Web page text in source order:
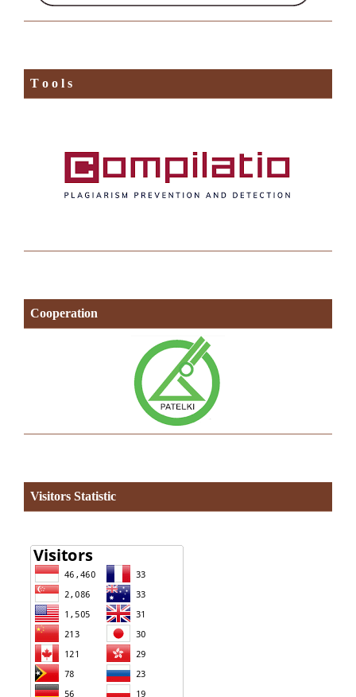
T o o l s
Cooperation
Visitors Statistic